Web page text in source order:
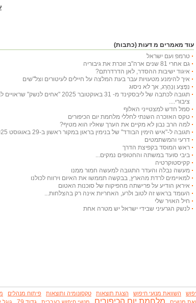
עוד מאמרים מ דעות (כתבות)
טרמפ ועם ישראל
גם אחרי 81 שנים ארה"ב זוכרת את גיבוריה
איגוד ישיבות ההסדר, לאן הדרדרתם?
איך להימנע מטעויות עבר בעת המלצה על חיילים לעיטורים וצל"שים
נִפָּצַע וְנֵהָרֵג, אך לא ניסוג
תגובה לכתבה של ליבסקינד מ- 31 באוקטובר 2025 "אחים לנשק"
ציבורי....
סמל חדש למצטייני האלוף
טקס האזכרה השנתי לחללי מלחמת יום הכיפורים
למה הרב נבון לא מקיים את הערך שאליו הוא מטיף?
תגובה ל-"איש הימין הבודד" של בנימין בראון במקור ראשון ב-29 באוגוסט 2025
דרעי והמשתמטים
ראש המוסד בקפיצת הדרך
ביבי סועד במשתה והחטופים נמקים...
קקיסטוקרטיה
מעשה נבלה והעדר התגובה למעשה חמור ממנו
למאיימים לרדת מהארץ, בבקשה תממשו את האיום וירווח לכולנו
איראן הודיע על פרישתה מהפיקוח של סוכנות האטום
העומד בראש זה לטוב ולרע, האחריות אינה רק בהצלחות...
חיל האויר שלי
לנשק הגרעיני שבידי ישראל יש מטרה אחת
השוואת מנועי חיפוש הצגת תוצאות טקסונומיה ותוצאות פיתוח מנהלים
מלחמת יום הכיפורים